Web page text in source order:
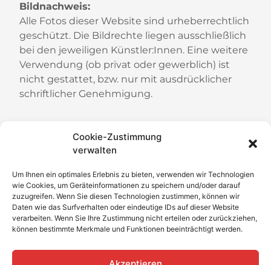
Cookie-Zustimmung
verwalten
Um Ihnen ein optimales Erlebnis zu bieten, verwenden wir Technologien
wie Cookies, um Geräteinformationen zu speichern und/oder darauf
zuzugreifen. Wenn Sie diesen Technologien zustimmen, können wir
Daten wie das Surfverhalten oder eindeutige IDs auf dieser Website
verarbeiten. Wenn Sie Ihre Zustimmung nicht erteilen oder zurückziehen,
können bestimmte Merkmale und Funktionen beeinträchtigt werden.
Bildnachweis:
Alle Fotos dieser Website sind urheberrechtlich
geschützt. Die Bildrechte liegen ausschließlich
bei den jeweiligen Künstler:Innen. Eine weitere
Verwendung (ob privat oder gewerblich) ist
nicht gestattet, bzw. nur mit ausdrücklicher
schriftlicher Genehmigung.
BILDWERK
Wuppertal
kreativ. konstruktiv. bunt.